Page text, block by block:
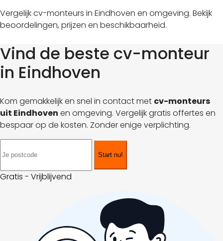
Vergelijk cv-monteurs in Eindhoven en omgeving. Bekijk
beoordelingen, prijzen en beschikbaarheid.
Vind de beste cv-monteur
in Eindhoven
Kom gemakkelijk en snel in contact met cv-monteurs
uit Eindhoven en omgeving. Vergelijk gratis offertes en
bespaar op de kosten. Zonder enige verplichting.
Start nu!
Gratis - Vrijblijvend